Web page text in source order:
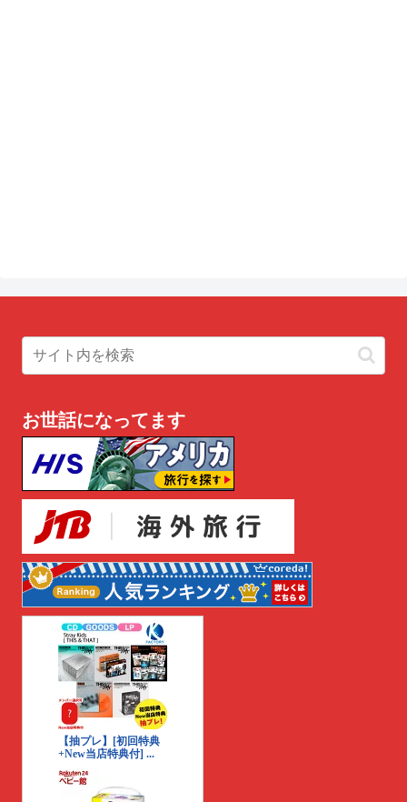
お世話になってます